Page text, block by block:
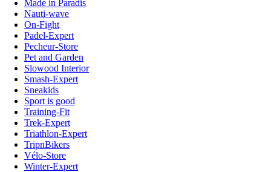
Made in Paradis
Nauti-wave
On-Fight
Padel-Expert
Pecheur-Store
Pet and Garden
Slowood Interior
Smash-Expert
Sneakids
Sport is good
Training-Fit
Trek-Expert
Triathlon-Expert
TripnBikers
Vélo-Store
Winter-Expert